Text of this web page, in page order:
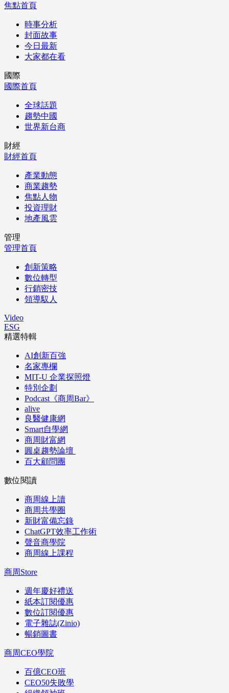
焦點首頁
時事分析
封面故事
今日最新
大家都在看
國際
國際首頁
全球話題
趨勢中國
世界新台商
財經
財經首頁
產業動態
商業趨勢
焦點人物
投資理財
地產風雲
管理
管理首頁
創新策略
數位轉型
行銷密技
領導馭人
Video
ESG
精選特輯
AI創新百強
名家專欄
MIT-U 企業探照燈
特別企劃
Podcast《商周Bar》
alive
良醫健康網
Smart自學網
商周財富網
圓桌趨勢論壇
百大顧問團
數位閱讀
商周線上讀
商周共學圈
新財富備忘錄
ChatGPT效率工作術
聲音商學院
商周線上課程
商周Store
週年慶好禮送
紙本訂閱優惠
數位訂閱優惠
電子雜誌(Zinio)
暢銷圖書
商周CEO學院
百億CEO班
CEO50失敗學